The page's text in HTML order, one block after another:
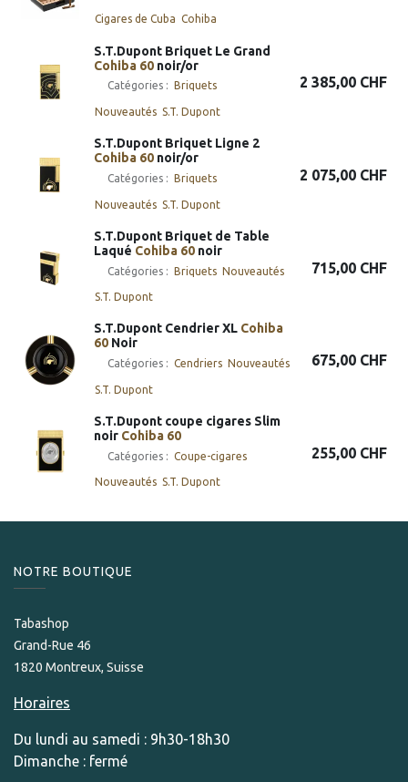
Cigares de Cuba Cohiba
S.T.Dupont Briquet Le Grand
Cohiba 60 noir/or
Catégories : ​​​​Briquets
Nouveautés S.T. Dupont
2 385,00 CHF
S.T.Dupont Briquet Ligne 2
Cohiba 60 noir/or
Catégories : ​​​​Briquets
Nouveautés S.T. Dupont
2 075,00 CHF
S.T.Dupont Briquet de Table
Laqué Cohiba 60 noir
Catégories : ​​​​Briquets Nouveautés
S.T. Dupont
715,00 CHF
S.T.Dupont Cendrier XL Cohiba
60 Noir
Catégories : Cendriers Nouveautés
S.T. Dupont
675,00 CHF
S.T.Dupont coupe cigares Slim
noir Cohiba 60
Catégories : Coupe-cigares
Nouveautés S.T. Dupont
255,00 CHF
NOTRE BOUTIQUE
Tabashop
Grand-Rue 46
1820 Montreux, Suisse
Horaires
Du lundi au samedi : 9h30-18h30
Dimanche : fermé